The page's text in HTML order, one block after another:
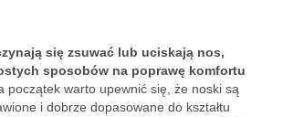
się zsuwać lub uciskają nos,
sposobów na poprawę komfortu
początek warto upewnić się, że noski są
i dobrze dopasowane do kształtu